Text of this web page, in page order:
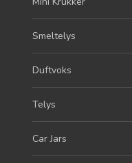
Smeltelys
Duftvoks
Telys
Car Jars